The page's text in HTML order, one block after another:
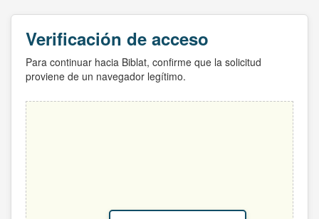
Verificación de acceso
Para continuar hacia Biblat, confirme que la solicitud
proviene de un navegador legítimo.